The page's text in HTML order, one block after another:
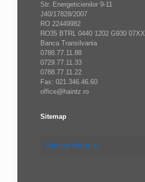
Str. Energeticienilor 9-11
J40/17828/2007
RO 22449982
RO35 BTRL 0440 1202 G930 07XX
Banca Transilvania
0788.77.11.88
0729.77.11.33
0788.77.11.22
Fax: 021.346.46.60
office@haintz.ro
Sitemap
Sitemap Haintz.ro